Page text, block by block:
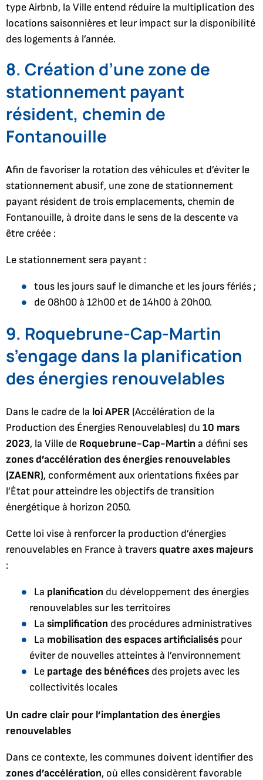
type Airbnb, la Ville entend réduire la multiplication des
locations saisonnières et leur impact sur la disponibilité
des logements à l’année.
8. Création d’une zone de
stationnement payant
résident, chemin de
Fontanouille
Afin de favoriser la rotation des véhicules et d’éviter le
stationnement abusif, une zone de stationnement
payant résident de trois emplacements, chemin de
Fontanouille, à droite dans le sens de la descente va
être créée :
Le stationnement sera payant :
tous les jours sauf le dimanche et les jours fériés ;
de 08h00 à 12h00 et de 14h00 à 20h00.
9. Roquebrune-Cap-Martin
s’engage dans la planification
des énergies renouvelables
Dans le cadre de la loi APER (Accélération de la
Production des Énergies Renouvelables) du 10 mars
2023, la Ville de Roquebrune-Cap-Martin a défini ses
zones d’accélération des énergies renouvelables
(ZAENR), conformément aux orientations fixées par
l’État pour atteindre les objectifs de transition
énergétique à horizon 2050.
Cette loi vise à renforcer la production d’énergies
renouvelables en France à travers quatre axes majeurs
:
La planification du développement des énergies
renouvelables sur les territoires
La simplification des procédures administratives
La mobilisation des espaces artificialisés pour
éviter de nouvelles atteintes à l’environnement
Le partage des bénéfices des projets avec les
collectivités locales
Un cadre clair pour l’implantation des énergies
renouvelables
Dans ce contexte, les communes doivent identifier des
zones d’accélération, où elles considèrent favorable